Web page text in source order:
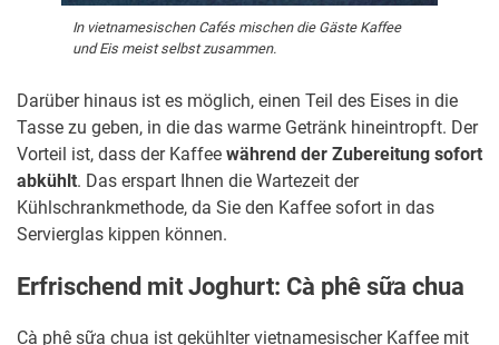
In vietnamesischen Cafés mischen die Gäste Kaffee
und Eis meist selbst zusammen.
Darüber hinaus ist es möglich, einen Teil des Eises in die
Tasse zu geben, in die das warme Getränk hineintropft. Der
Vorteil ist, dass der Kaffee während der Zubereitung sofort
abkühlt. Das erspart Ihnen die Wartezeit der
Kühlschrankmethode, da Sie den Kaffee sofort in das
Servierglas kippen können.
Erfrischend mit Joghurt: Cà phê sữa chua
Cà phê sữa chua ist gekühlter vietnamesischer Kaffee mit